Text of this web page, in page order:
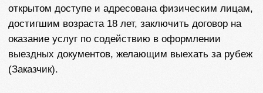
является базовым документом отношения двух
2.2. Акцепт Оферты является оплата по выбранному
в приложении к настоящей публичной оферте
кредитных денежных средств, чем Заказчик
выражает свое полное и безоговорочное принятие